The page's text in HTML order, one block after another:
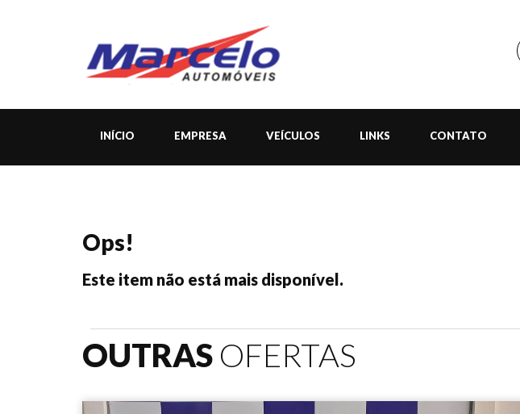
INÍCIO EMPRESA VEÍCULOS LINKS CONTATO
Ops!
Este item não está mais disponível.
OUTRAS OFERTAS